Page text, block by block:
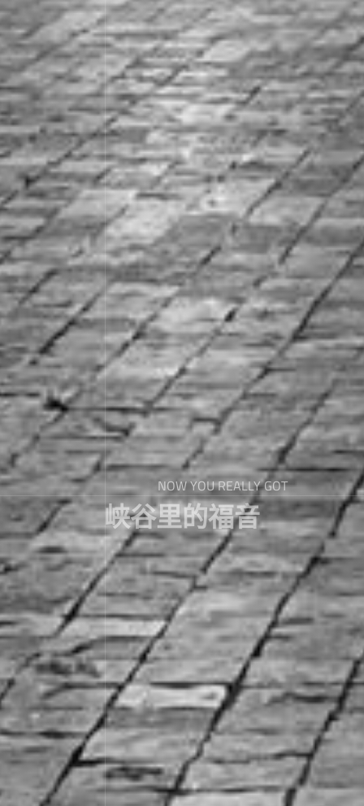
NOW YOU REALLY GOT
峡谷里的福音